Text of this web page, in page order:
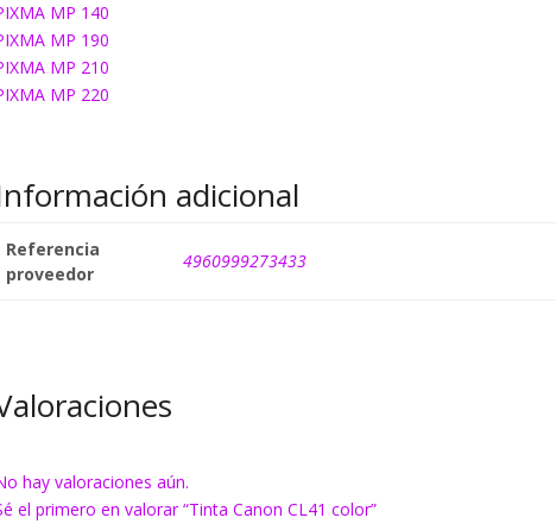
MP 140
MP 190
MP 210
MP 220
adicional
Referencia
proveedor
4960999273433
hay valoraciones aún.
el primero en valorar “Tinta Canon CL41 color”